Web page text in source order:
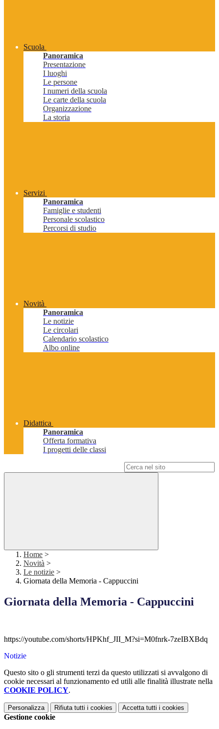
Scuola
Panoramica
Presentazione
I luoghi
Le persone
I numeri della scuola
Le carte della scuola
Organizzazione
La storia
Servizi
Panoramica
Famiglie e studenti
Personale scolastico
Percorsi di studio
Novità
Panoramica
Le notizie
Le circolari
Calendario scolastico
Albo online
Didattica
Panoramica
Offerta formativa
I progetti delle classi
Home >
Novità >
Le notizie >
Giornata della Memoria - Cappuccini
Giornata della Memoria - Cappuccini
https://youtube.com/shorts/HPKhf_JII_M?si=M0fnrk-7zeIBXBdq
Notizie
Questo sito o gli strumenti terzi da questo utilizzati si avvalgono di
cookie necessari al funzionamento ed utili alle finalità illustrate nella
COOKIE POLICY.
Personalizza Rifiuta tutti i cookies Accetta tutti i cookies
Gestione cookie